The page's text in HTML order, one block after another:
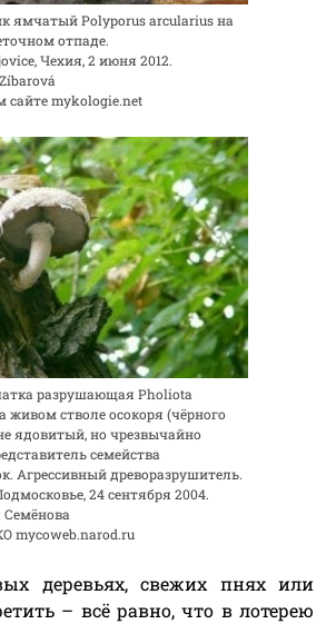
ямчатый Polyporus arcularius на
отпаде.
Чехия, 2 июня 2012.
сайте mykologie.net
разрушающая Pholiota
живом стволе осокоря (чёрного
ядовитый, но чрезвычайно
семейства
Агрессивный древоразрушитель.
24 сентября 2004.
mycoweb.narod.ru
деревьях, свежих пнях или
– всё равно, что в лотерею